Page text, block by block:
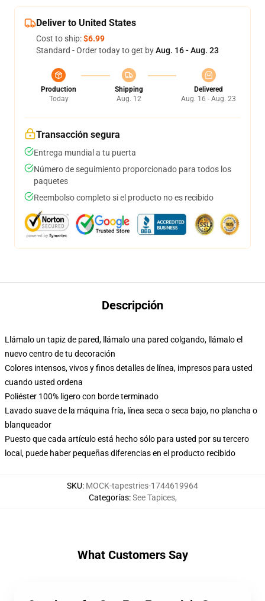
Deliver to United States
Cost to ship:$6.99
Standard - Order today to get byAug. 16 - Aug. 23
Production
Today
Shipping
Aug. 12
Delivered
Aug. 16 - Aug. 23
Transacción segura
Entrega mundial a tu puerta
Número de seguimiento proporcionado para todos los
paquetes
Reembolso completo si el producto no es recibido
Descripción
Llámalo un tapiz de pared, llámalo una pared colgando, llámalo el
nuevo centro de tu decoración
Colores intensos, vivos y finos detalles de línea, impresos para usted
cuando usted ordena
Poliéster 100% ligero con borde terminado
Lavado suave de la máquina fría, línea seca o seca bajo, no plancha o
blanqueador
Puesto que cada artículo está hecho sólo para usted por su tercero
local, puede haber pequeñas diferencias en el producto recibido
SKU: MOCK-tapestries-1744619964
Categorías:See Tapices,
What Customers Say